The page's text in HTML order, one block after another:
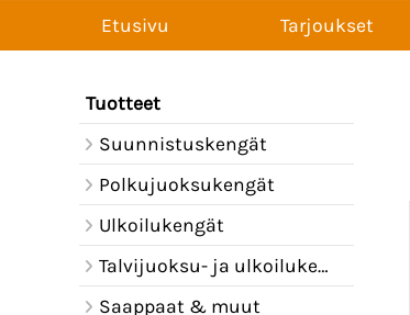
Etusivu Tarjoukset
Tuotteet
Suunnistuskengät
Polkujuoksukengät
Ulkoilukengät
Talvijuoksu- ja ulkoilukengät
Saappaat & muut